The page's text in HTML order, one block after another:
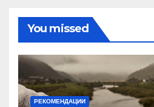
You missed
РЕКОМЕНДАЦИИ